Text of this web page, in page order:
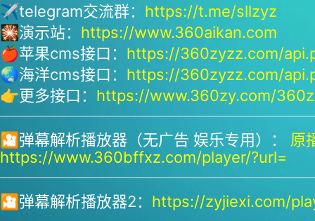
✈telegram交流群： https://t.me/sllzyz
🎇演示站： https://www.360aikan.com
🍎苹果cms接口： https://360zyzz.com/
🌏海洋cms接口： https://360zyzz.com/
👉更多接口： https://www.360zy.com/
🎦弹幕解析播放器（无广告 娱乐专用）： 原
https://www.360bffxz.com/player/?url=
🎦弹幕解析播放器2： https://zyjiexi.com/